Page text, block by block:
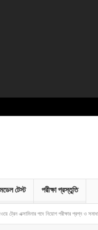
মডেল টেস্ট পরীক্ষা প্রস্তুতি
নিয়োগ পরীক্ষার প্রশ্ন ও সমাধান – ২০২৬